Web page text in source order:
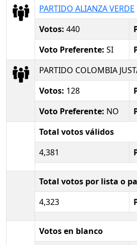
PARTIDO ALIANZA VERDE
Votos: 440
Voto Preferente: SI
PARTIDO COLOMBIA
Votos: 128
Voto Preferente: NO
Total votos válidos
4,381
Total votos por lista o
4,323
Votos en blanco